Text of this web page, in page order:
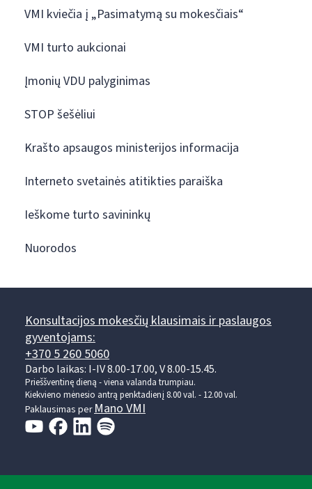
VMI kviečia į „Pasimatymą su mokesčiais“
VMI turto aukcionai
Įmonių VDU palyginimas
STOP šešėliui
Krašto apsaugos ministerijos informacija
Interneto svetainės atitikties paraiška
Ieškome turto savininkų
Nuorodos
Konsultacijos mokesčių klausimais ir paslaugos
gyventojams:
+370 5 260 5060
Darbo laikas: I-IV 8.00-17.00, V 8.00-15.45.
Prieššventinę dieną - viena valanda trumpiau.
Kiekvieno mėnesio antrą penktadienį 8.00 val. - 12.00 val.
Paklausimas per Mano VMI